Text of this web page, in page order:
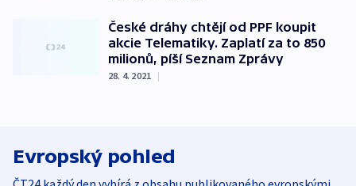
České dráhy chtějí od PPF koupit
akcie Telematiky. Zaplatí za to 850
milionů, píší Seznam Zprávy
28. 4. 2021 |
Evropský pohled